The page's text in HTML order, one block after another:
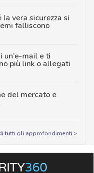
vera sicurezza si
falliscono
un’e-mail e ti
più link o allegati
del mercato e
tutti gli approfondimenti >